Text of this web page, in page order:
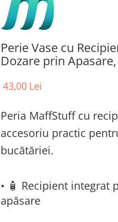
Perie Vase cu
Dozare prin
43,00 Lei
Peria MaffStuff cu
accesoriu practic
bucătăriei.
• 🧴 Recipient integrat
apăsare